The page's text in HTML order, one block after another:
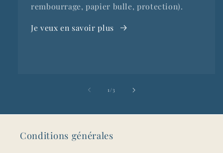
rembourrage, papier bulle, protection).
Je veux en savoir plus
1/de
3
Conditions générales